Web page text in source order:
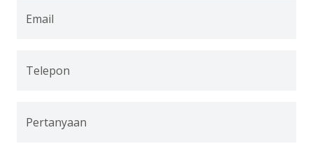
Email
Telepon
Pertanyaan